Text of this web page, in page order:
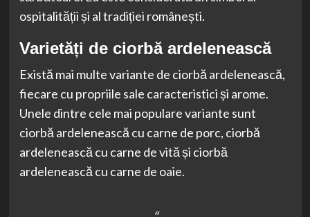
ospitalității și al tradiției românești.
Varietăți de ciorbă ardelenească
Există mai multe variante de ciorbă ardelenească,
fiecare cu propriile sale caracteristici și arome.
Unele dintre cele mai populare variante sunt
ciorbă ardelenească cu carne de porc, ciorbă
ardelenească cu carne de vită și ciorbă
ardelenească cu carne de oaie.